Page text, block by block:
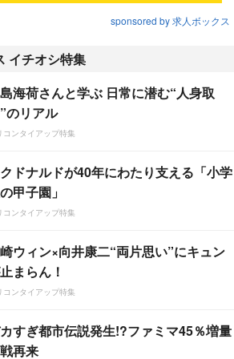
sponsored by 求人ボックス
イチオシ特集
海荷さんと学ぶ 日常に潜む“人身取
のリアル
コンタイアップ特集
ドナルドが40年にわたり支える「小学
甲子園」
コンタイアップ特集
ウィン×向井康二“両片思い”にキュン
まらん！
コンタイアップ特集
すぎ都市伝説発生!?ファミマ45％増量
再来